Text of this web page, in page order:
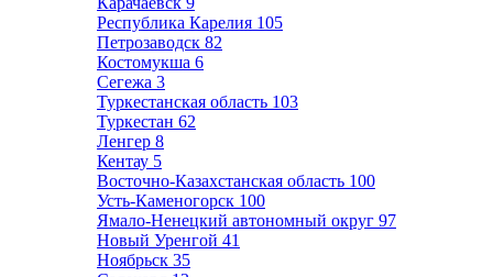
Республика Карелия 105
Петрозаводск 82
Костомукша 6
Сегежа 3
Туркестанская область 103
Туркестан 62
Ленгер 8
Кентау 5
Восточно-Казахстанская область 100
Усть-Каменогорск 100
Ямало-Ненецкий автономный округ 97
Новый Уренгой 41
Ноябрьск 35